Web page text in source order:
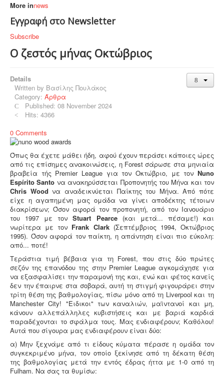
More innews
Εγγραφή στο Newsletter
Subscribe
Ο ζεστός μήνας Οκτώβριος
Details
Written by Βασίλης Πουλάκος
Category: Άρθρα
Published: 08 November 2024
Hits: 4366
0 Comments
Όπως θα έχετε μάθει ήδη, αφού έχουν περάσει κάποιες ώρες
από τις επίσημες ανακοινώσεις, η Forest σάρωσε στα μηνιαία
βραβεία τής Premier League για τον Οκτώβριο, με τον Nuno
Espírito Santo να ανακηρύσσεται Προπονητής του Μήνα και τον
Chris Wood να αναδεικνύεται Παίκτης του Μήνα. Από πότε
είχε η αγαπημένη μας ομάδα να γίνει αποδέκτης τέτοιων
διακρίσεων; Όσον αφορά τον προπονητή, από τον Ιανουάριο
του 1997 με τονStuart Pearce(και μετά... πέσαμε!) και
νωρίτερα με τον Frank Clark(Σεπτέμβριος 1994, Οκτώβριος
1995). Όσον αφορά τον παίκτη, η απάντηση είναι πιο εύκολη:
από... ποτέ!
Τεράστια τιμή βέβαια για τη Forest, που στις δύο πρώτες
σεζόν της επανόδου της στην Premier League αγκομάχησε για
να εξασφαλίσει την παραμονή της και, ενώ και φέτος κανείς
δεν την έπαιρνε στα σοβαρά, αυτή τη στιγμή φιγουράρει στην
τρίτη θέση της βαθμολογίας, πίσω μόνο από τη Liverpool και τη
Manchester City! "Ειδικοι" των καναλιών, μαϊντανοί και μη,
κάνουν αλλεπάλληλες κυβιστήσεις και με βαριά καρδιά
παραδέχονται το σφάλμα τους. Μας ενδιαφέρουν; Καθόλου!
Αυτά που σίγουρα μας ενδιαφέρουν είναι δύο:
α) Μην ξεχνάμε από τι είδους κύματα πέρασε η ομάδα τον
συγκεκριμένο μήνα, τον οποίο ξεκίνησε από τη δέκατη θέση
της βαθμολογίας μετά την εντός έδρας ήττα με 1-0 από τη
Fulham. Να σας τα θυμίσω: